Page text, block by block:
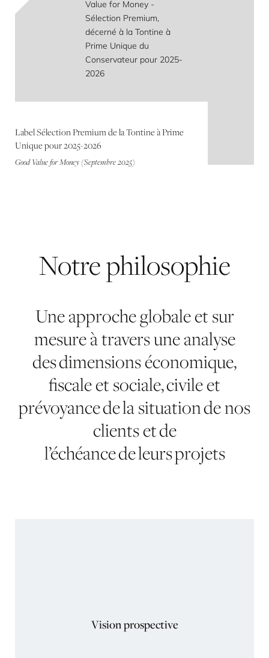
Label Sélection Premium de la Tontine à Prime
Unique pour 2025-2026
Good Value for Money (Septembre 2025)
Notrephilosophie
Une approche globale et sur
mesure à travers une analyse
des dimensions économique,
fiscale et sociale, civile et
prévoyance de la situation de nos
clients et de
l’échéance de leurs projets
Vision prospective